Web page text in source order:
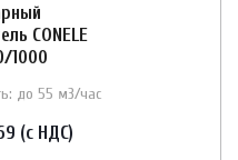
CONELE
1000
до 55 м3/час
(с НДС)